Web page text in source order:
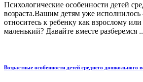
Психологические особенности детей
возраста.Вашим детям уже
относитесь к ребенку как взрослому
маленький? Давайте вместе разберемся
Возрастные особенности детей среднего дошкольного